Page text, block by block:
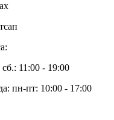
11:00 - 19:00
пн-пт: 10:00 - 17:00